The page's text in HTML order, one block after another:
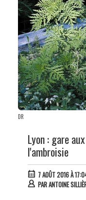
DR
Lyon : gare
l'ambroisie
7 AOÛT 2016 À
PARANTOINE